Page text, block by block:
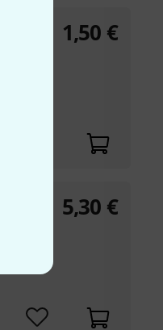
1,50 €
5,30 €